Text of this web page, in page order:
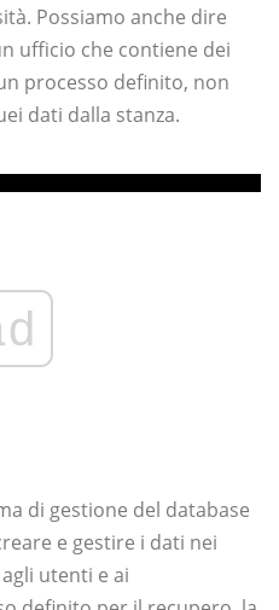
Possiamo anche dire
ufficio che contiene dei
processo definito, non
dati dalla stanza.
di gestione del database
e gestire i dati nei
utenti e ai